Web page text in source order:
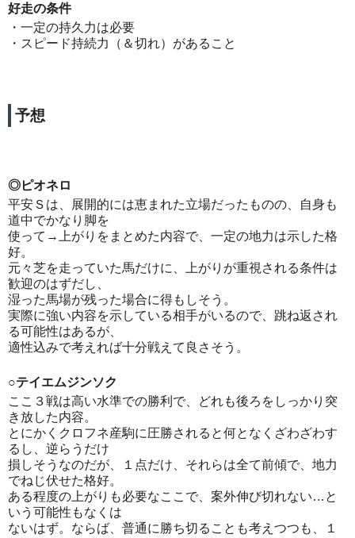
好走の条件
・一定の持久力は必要
・スピード持続力（＆切れ）があること
予想
◎ピオネロ
平安Ｓは、展開的には恵まれた立場だったものの、自身も
道中でかなり脚を
使って→上がりをまとめた内容で、一定の地力は示した格
好。
元々芝を走っていた馬だけに、上がりが重視される条件は
歓迎のはずだし、
湿った馬場が残った場合に得もしそう。
実際に強い内容を示している相手がいるので、跳ね返され
る可能性はあるが、
適性込みで考えれば十分戦えて良さそう。
○テイエムジンソク
ここ３戦は高い水準での勝利で、どれも後ろをしっかり突
き放した内容。
とにかくクロフネ産駒に圧勝されると何となくざわざわす
るし、逆らうだけ
損しそうなのだが、１点だけ、それらは全て前傾で、地力
でねじ伏せた格好。
ある程度の上がりも必要なここで、案外伸び切れない…と
いう可能性もなくは
ないはず。ならば、普通に勝ち切ることも考えつつも、１